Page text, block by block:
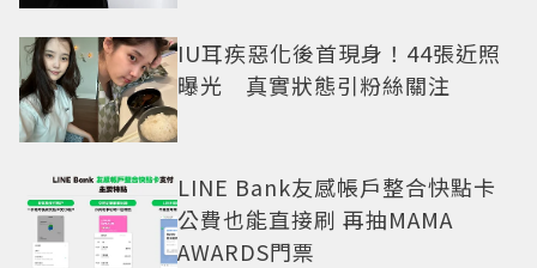
IU耳疾惡化後首現身！44張近照
曝光 真實狀態引粉絲關注
LINE Bank友感帳戶整合快點卡
公費也能直接刷 再抽MAMA
AWARDS門票